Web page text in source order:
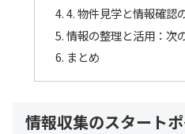
4. 物件見学と情報確認
情報の整理と活用：次
まとめ
情報収集のスタート